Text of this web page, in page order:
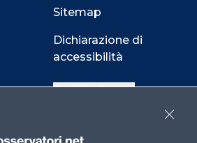
Sitemap
Dichiarazione di
accessibilità
Cookie Center